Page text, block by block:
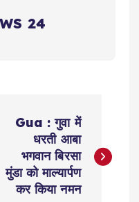
24
Gua : गुवा में
धरती आबा
भगवान बिरसा
मुंडा को माल्यार्पण
कर किया नमन